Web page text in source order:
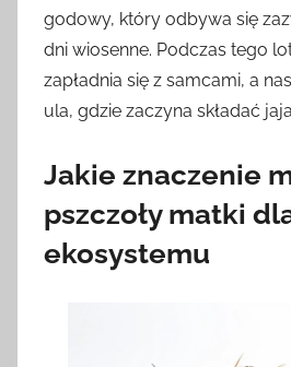
godowy, który odbywa się
dni wiosenne. Podczas tego
zapładnia się z samcami, a
ula, gdzie zaczyna składać
Jakie znaczenie
pszczoły matki
ekosystemu